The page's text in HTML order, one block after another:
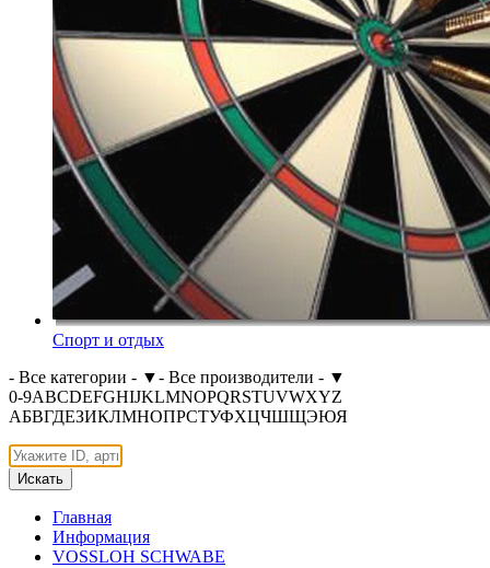
Спорт и отдых
- Все категории - ▼- Все производители - ▼
0-9ABCDEFGHIJKLMNOPQRSTUVWXYZ
АБВГДЕЗИКЛМНОПРСТУФХЦЧШЩЭЮЯ
Искать
Главная
Информация
VOSSLOH SCHWABE